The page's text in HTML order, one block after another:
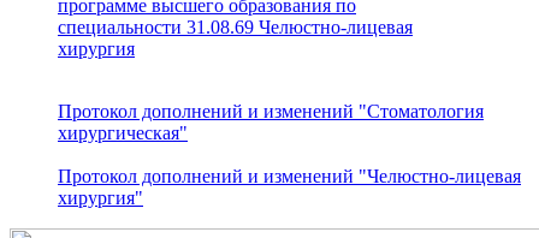
программе высшего образования по
специальности 31.08.69 Челюстно-лицевая
хирургия
Протокол дополнений и изменений "Стоматология
хирургическая"
Протокол дополнений и изменений "Челюстно-лицевая
хирургия"